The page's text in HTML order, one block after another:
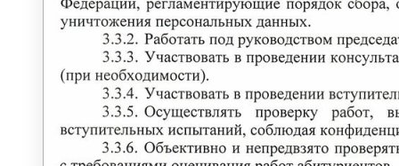
Программы профессиональной
переподготовки
ОФИЦИАЛЬНЫЕ ДОКУМЕНТЫ
ВНИМАНИЕ! ОБЪЯВЛЕН ПРИЕМ
ДОПОЛНИТЕЛЬНЫЕ